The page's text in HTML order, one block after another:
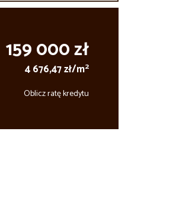
159 000 zł
4 676,47 zł/m2
Oblicz ratę kredytu